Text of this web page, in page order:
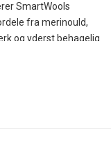
SmartWools
fra merinould,
og yderst behagelig